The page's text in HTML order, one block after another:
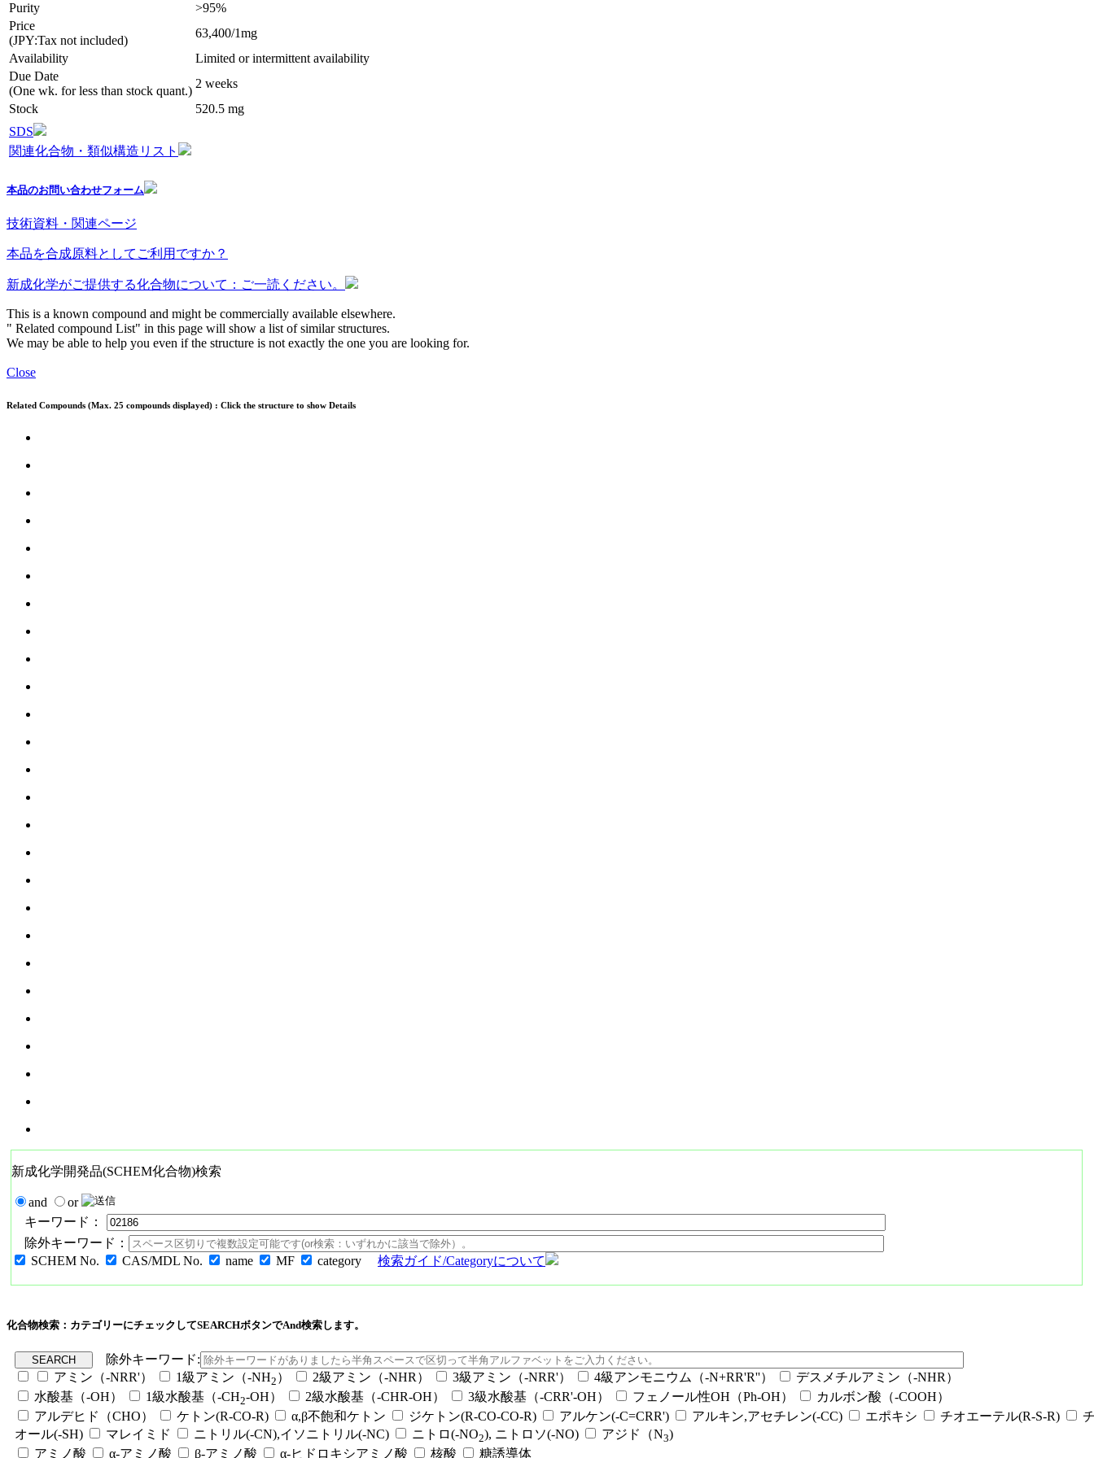
Purity
>95%
Price
(JPY:Tax not included)
63,400/1mg
Availability
Limited or intermittent availability
Due Date
(One wk. for less than stock quant.)
2 weeks
Stock
520.5 mg
SDS
関連化合物・類似構造リスト
本品のお問い合わせフォーム
技術資料・関連ページ
本品を合成原料としてご利用ですか？
新成化学がご提供する化合物について：ご一読ください。
This is a known compound and might be commercially available elsewhere.
" Related compound List" in this page will show a list of similar structures.
We may be able to help you even if the structure is not exactly the one you are looking for.
Close
Related Compounds (Max. 25 compounds displayed) : Click the structure to show Details
新成化学開発品(SCHEM化合物)検索
and
or
キーワード：
除外キーワード：
SCHEM No.
CAS/MDL No. name MF category 検索ガイド/Categoryについて
化合物検索：カテゴリーにチェックしてSEARCHボタンでAnd検索します。
除外キーワード:
アミン（-NRR'）
1級アミン（-NH2 ） 2級アミン（-NHR） 3級アミン（-NRR'） 4級アンモニウム（-N+RR'R''）
デスメチルアミン（-NHR）
水酸基（-OH）
1級水酸基（-CH2-OH） 2級水酸基（-CHR-OH） 3級水酸基（-CRR'-OH） フェノール性OH（Ph-OH）
カルボン酸（-COOH）
アルデヒド（CHO）
ケトン(R-CO-R) α,β不飽和ケトン ジケトン(R-CO-CO-R) アルケン(-C=CRR') アルキン,アセチレン(-CC) エポキシ チオエーテル(R-S-R)
オール(-SH)
マレイミド ニトリル(-CN),イソニトリル(-NC) ニトロ(-NO2), ニトロソ(-NO) アジド（N3)
アミノ酸
α-アミノ酸 β-アミノ酸 α-ヒドロキシアミノ酸 核酸 糖誘導体